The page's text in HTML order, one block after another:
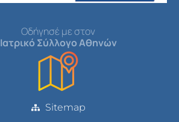
Οδήγησέ με στον
Ιατρικό Σύλλογο Αθηνών
Sitemap